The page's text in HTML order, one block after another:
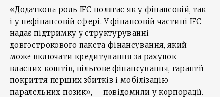
«Додаткова роль IFC полягає як у фінансовій, так
і у нефінансовій сфері. У фінансовій частині IFC
надає підтримку у структуруванні
довгострокового пакета фінансування, який
може включати кредитування за рахунок
власних коштів, пільгове фінансування, гарантії
покриття перших збитків і мобілізацію
паралельних позик», – повідомили у корпорації.